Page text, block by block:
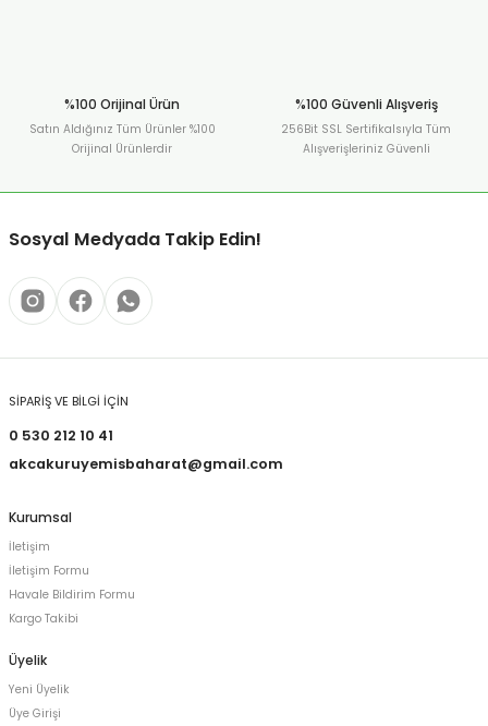
%100 Orijinal Ürün
Satın Aldığınız Tüm Ürünler %100
Orijinal Ürünlerdir
%100 Güvenli Alışveriş
256Bit SSL Sertifikalsıyla Tüm
Alışverişleriniz Güvenli
Sosyal Medyada Takip Edin!
SİPARİŞ VE BİLGİ İÇİN
0 530 212 10 41
akcakuruyemisbaharat@gmail.com
Kurumsal
İletişim
İletişim Formu
Havale Bildirim Formu
Kargo Takibi
Üyelik
Yeni Üyelik
Üye Girişi